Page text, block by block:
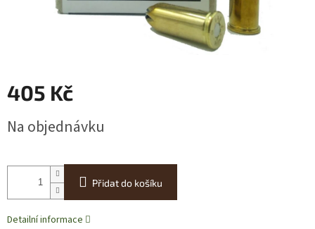
405 Kč
cena:
Na objednávku
Přidat do košíku
Detailní informace